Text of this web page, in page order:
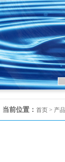
当前位置： 首页 > 产